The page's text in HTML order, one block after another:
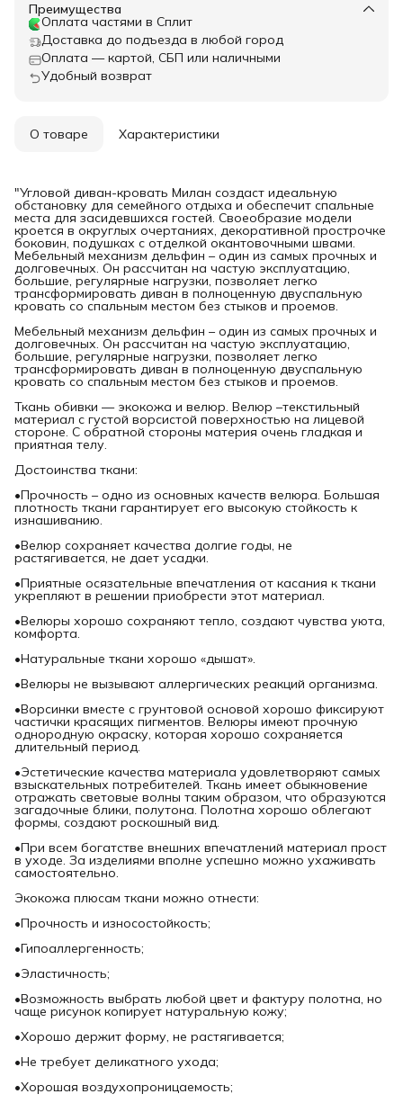
Преимущества
Оплата частями в Сплит
Доставка до подъезда в любой город
Оплата — картой, СБП или наличными
Удобный возврат
О товаре Характеристики
"Угловой диван-кровать Милан создаст идеальную
обстановку для семейного отдыха и обеспечит спальные
места для засидевшихся гостей. Своеобразие модели
кроется в округлых очертаниях, декоративной прострочке
боковин, подушках с отделкой окантовочными швами.
Мебельный механизм дельфин – один из самых прочных и
долговечных. Он рассчитан на частую эксплуатацию,
большие, регулярные нагрузки, позволяет легко
трансформировать диван в полноценную двуспальную
кровать со спальным местом без стыков и проемов.
Мебельный механизм дельфин – один из самых прочных и
долговечных. Он рассчитан на частую эксплуатацию,
большие, регулярные нагрузки, позволяет легко
трансформировать диван в полноценную двуспальную
кровать со спальным местом без стыков и проемов.
Ткань обивки — экокожа и велюр. Велюр –текстильный
материал с густой ворсистой поверхностью на лицевой
стороне. С обратной стороны материя очень гладкая и
приятная телу.
Достоинства ткани:
•Прочность – одно из основных качеств велюра. Большая
плотность ткани гарантирует его высокую стойкость к
изнашиванию.
•Велюр сохраняет качества долгие годы, не
растягивается, не дает усадки.
•Приятные осязательные впечатления от касания к ткани
укрепляют в решении приобрести этот материал.
•Велюры хорошо сохраняют тепло, создают чувства уюта,
комфорта.
•Натуральные ткани хорошо «дышат».
•Велюры не вызывают аллергических реакций организма.
•Ворсинки вместе с грунтовой основой хорошо фиксируют
частички красящих пигментов. Велюры имеют прочную
однородную окраску, которая хорошо сохраняется
длительный период.
•Эстетические качества материала удовлетворяют самых
взыскательных потребителей. Ткань имеет обыкновение
отражать световые волны таким образом, что образуются
загадочные блики, полутона. Полотна хорошо облегают
формы, создают роскошный вид.
•При всем богатстве внешних впечатлений материал прост
в уходе. За изделиями вполне успешно можно ухаживать
самостоятельно.
Экокожа плюсам ткани можно отнести:
•Прочность и износостойкость;
•Гипоаллергенность;
•Эластичность;
•Возможность выбрать любой цвет и фактуру полотна, но
чаще рисунок копирует натуральную кожу;
•Хорошо держит форму, не растягивается;
•Не требует деликатного ухода;
•Хорошая воздухопроницаемость;